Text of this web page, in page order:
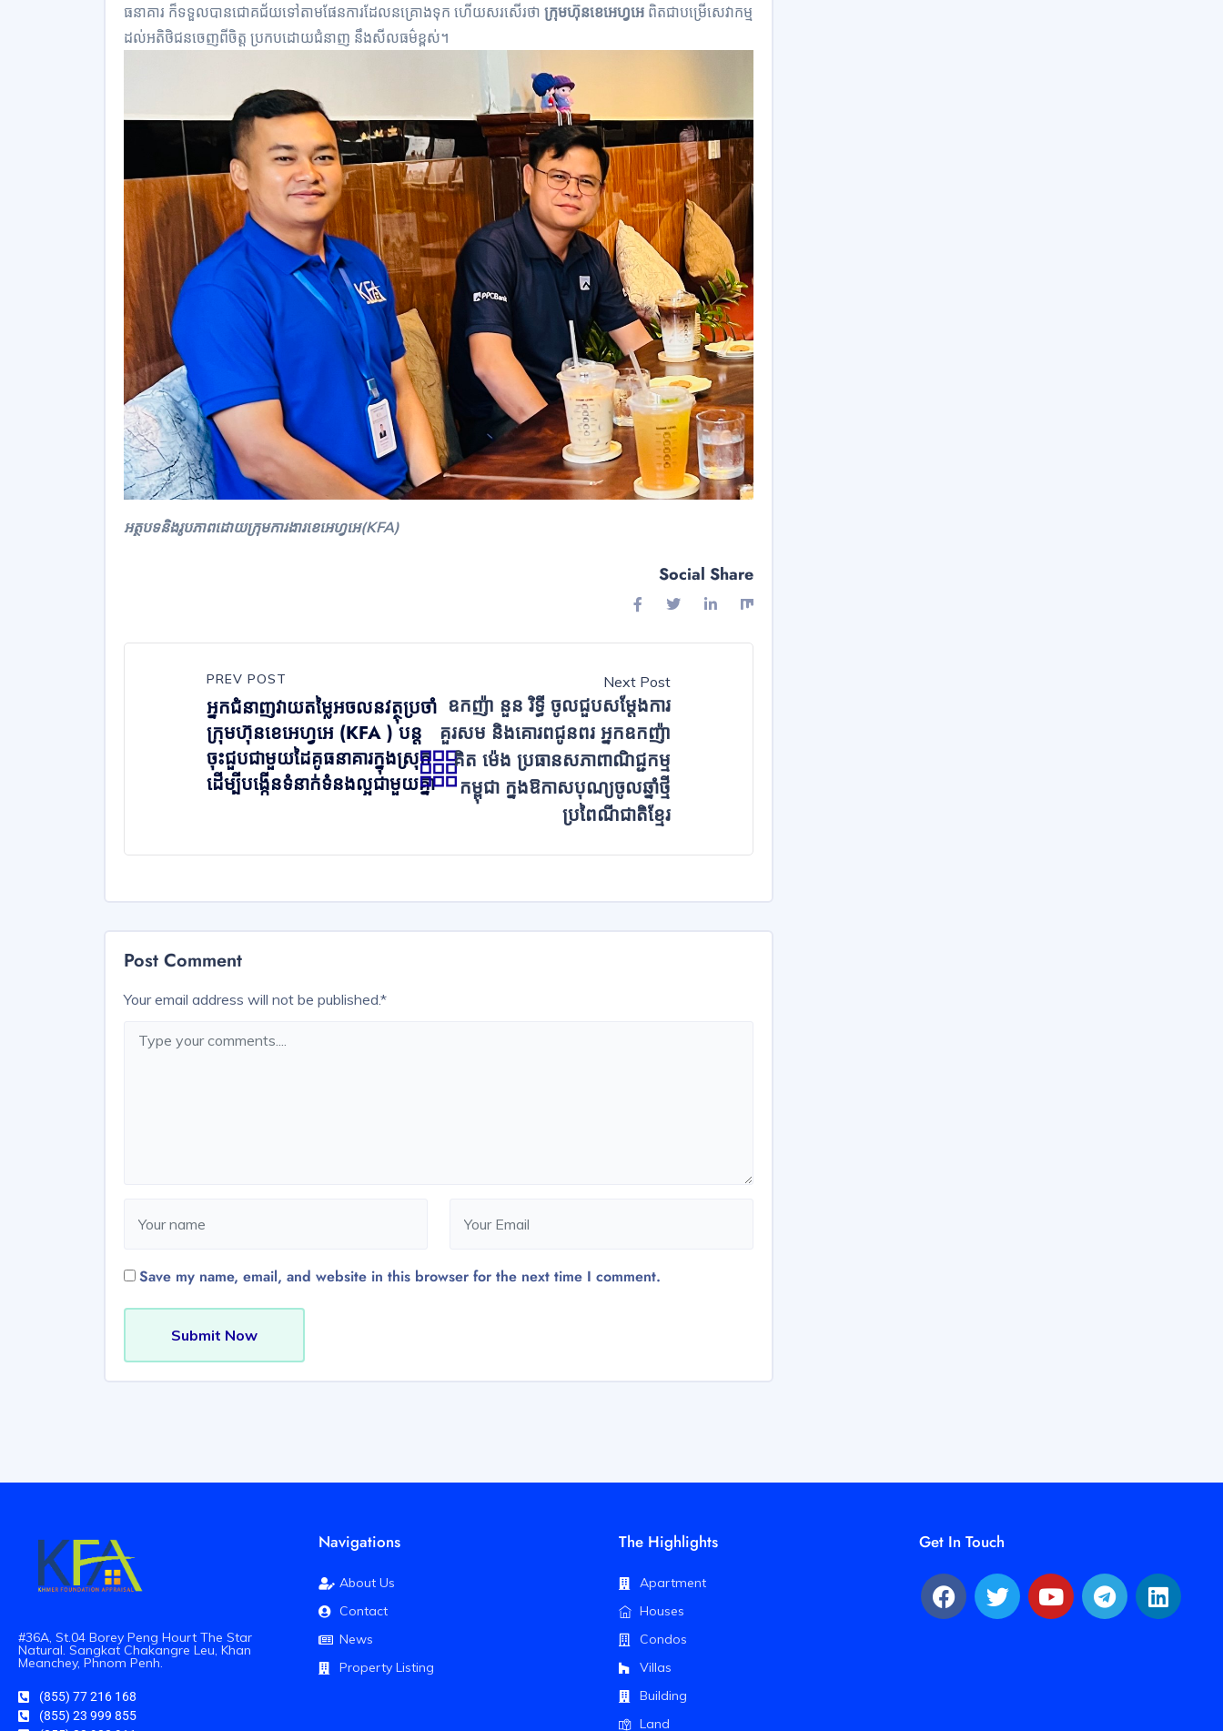
ធនាគារ ក៏ទទួលបានជោគជ័យទៅតាមផែនការដែលនគ្រោងទុក ហើយសរសើរថា ក្រុមហ៊ុនខេអេហ្វអេ ពិតជាបម្រើសេវាកម្ម
ដល់អតិថិជនចេញពីចិត្ត ប្រកបដោយជំនាញ នឹងសីលធម៌ខ្ពស់។
អត្ថបទនិងរូបភាពដោយក្រុមការងារខេអេហ្វអេ(KFA)
Social Share
PREV POST
អ្នកជំនាញវាយតម្លៃអចលនវត្ថុប្រចាំ
ក្រុមហ៊ុនខេអេហ្វអេ (KFA ) បន្ត
ចុះជួបជាមួយដៃគូធនាគារក្នុងស្រុក
ដើម្បីបង្កើនទំនាក់ទំនងល្អជាមួយគ្នា
Next Post
ឧកញ៉ា នួន រិទ្ធី ចូលជួបសម្ដែងការ
គួរសម និងគោរពជូនពរ អ្នកឧកញ៉ា
គិត ម៉េង ប្រធានសភាពាណិជ្ជកម្ម
កម្ពុជា ក្នងឱកាសបុណ្យចូលឆ្នាំថ្មី
ប្រពៃណីជាតិខ្មែរ
Post Comment
Your email address will not be published.*
Save my name, email, and website in this browser for the next time I comment.
Submit Now
#36A, St.04 Borey Peng Hourt The Star
Natural. Sangkat Chakangre Leu, Khan
Meanchey, Phnom Penh.
(855) 77 216 168
(855) 23 999 855
Navigations
About Us
Contact
News
Property Listing
The Highlights
Apartment
Houses
Condos
Villas
Building
Land
Get In Touch